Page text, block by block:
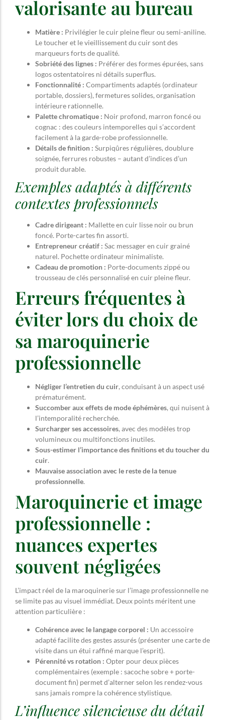
valorisante au bureau
Matière : Privilégier le cuir pleine fleur ou semi-aniline.
Le toucher et le vieillissement du cuir sont des
marqueurs forts de qualité.
Sobriété des lignes : Préférer des formes épurées, sans
logos ostentatoires ni détails superflus.
Fonctionnalité : Compartiments adaptés (ordinateur
portable, dossiers), fermetures solides, organisation
intérieure rationnelle.
Palette chromatique : Noir profond, marron foncé ou
cognac : des couleurs intemporelles qui s’accordent
facilement à la garde-robe professionnelle.
Détails de finition : Surpiqûres régulières, doublure
soignée, ferrures robustes – autant d’indices d’un
produit durable.
Exemples adaptés à différents
contextes professionnels
Cadre dirigeant : Mallette en cuir lisse noir ou brun
foncé. Porte-cartes fin assorti.
Entrepreneur créatif : Sac messager en cuir grainé
naturel. Pochette ordinateur minimaliste.
Cadeau de promotion : Porte-documents zippé ou
trousseau de clés personnalisé en cuir pleine fleur.
Erreurs fréquentes à
éviter lors du choix de
sa maroquinerie
professionnelle
Négliger l’entretien du cuir, conduisant à un aspect usé
prématurément.
Succomber aux effets de mode éphémères, qui nuisent à
l’intemporalité recherchée.
Surcharger ses accessoires, avec des modèles trop
volumineux ou multifonctions inutiles.
Sous-estimer l’importance des finitions et du toucher du
cuir.
Mauvaise association avec le reste de la tenue
professionnelle.
Maroquinerie et image
professionnelle :
nuances expertes
souvent négligées
L’impact réel de la maroquinerie sur l’image professionnelle ne
se limite pas au visuel immédiat. Deux points méritent une
attention particulière :
Cohérence avec le langage corporel : Un accessoire
adapté facilite des gestes assurés (présenter une carte de
visite dans un étui raffiné marque l’esprit).
Pérennité vs rotation : Opter pour deux pièces
complémentaires (exemple : sacoche sobre + porte-
document fin) permet d’alterner selon les rendez-vous
sans jamais rompre la cohérence stylistique.
L’influence silencieuse du détail